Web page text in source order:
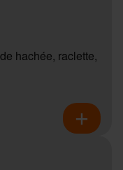
hachée, raclette,